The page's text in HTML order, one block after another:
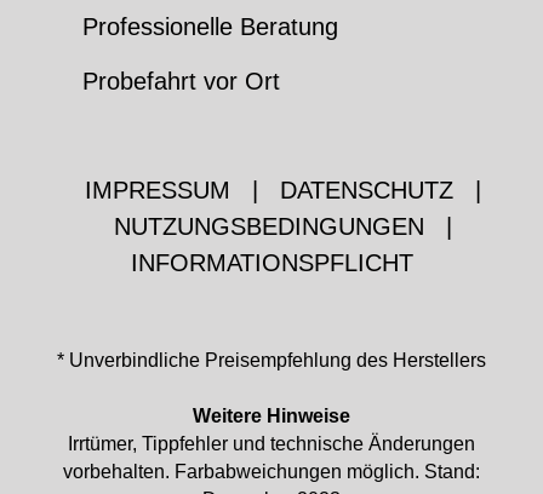
Professionelle Beratung
Probefahrt vor Ort
IMPRESSUM DATENSCHUTZ
NUTZUNGSBEDINGUNGEN
INFORMATIONSPFLICHT
* Unverbindliche Preisempfehlung des Herstellers
Weitere Hinweise
Irrtümer, Tippfehler und technische Änderungen
vorbehalten. Farbabweichungen möglich. Stand: